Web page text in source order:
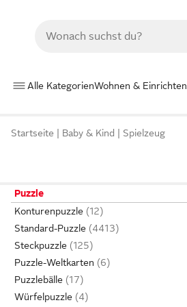
Alle KategorienWohnen & Einrichten
Startseite Baby & Kind Spielzeug
Puzzle
Konturenpuzzle
Standard-Puzzle
Steckpuzzle
Puzzle-Weltkarten
Puzzlebälle
Würfelpuzzle